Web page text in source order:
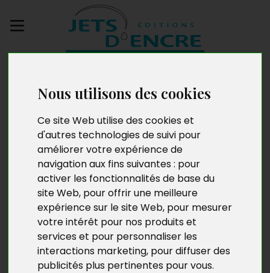
Nous utilisons des cookies
Ce site Web utilise des cookies et
d'autres technologies de suivi pour
améliorer votre expérience de
navigation aux fins suivantes : pour
activer les fonctionnalités de base du
site Web, pour offrir une meilleure
expérience sur le site Web, pour mesurer
votre intérêt pour nos produits et
services et pour personnaliser les
interactions marketing, pour diffuser des
publicités plus pertinentes pour vous.
La réalité et les défis
de l’inspection du
travail en Côte d’Ivoire